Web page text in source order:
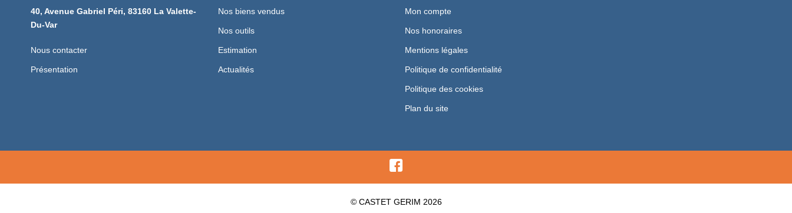
40, Avenue Gabriel Péri, 83160 La Valette-
Du-Var
Nous contacter
Présentation
Nos biens vendus
Nos outils
Estimation
Actualités
Mon compte
Nos honoraires
Mentions légales
Politique de confidentialité
Politique des cookies
Plan du site
© CASTET GERIM 2026